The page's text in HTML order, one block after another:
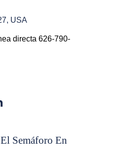
USA
directa 626-790-
Semáforo En